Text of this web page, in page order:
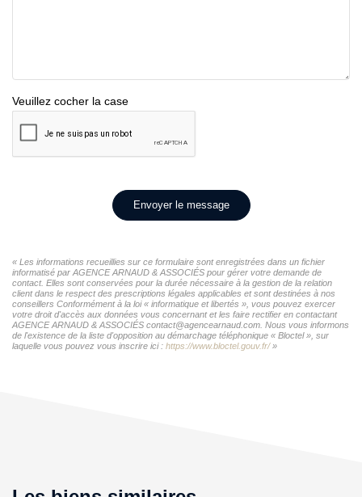
Veuillez cocher la case
Envoyer le message
« Les informations recueillies sur ce formulaire sont enregistrées dans un fichier
informatisé par AGENCE ARNAUD & ASSOCIÉS pour gérer votre demande de
contact. Elles sont conservées pour la durée nécessaire à la gestion de la relation
client dans le respect des prescriptions légales applicables et sont destinées à nos
conseillers Conformément à la loi « informatique et libertés », vous pouvez exercer
votre droit d'accès aux données vous concernant et les faire rectifier en contactant
AGENCE ARNAUD & ASSOCIÉS contact@agencearnaud.com. Nous vous informons
de l'existence de la liste d'opposition au démarchage téléphonique « Bloctel », sur
laquelle vous pouvez vous inscrire ici : https://www.bloctel.gouv.fr/»